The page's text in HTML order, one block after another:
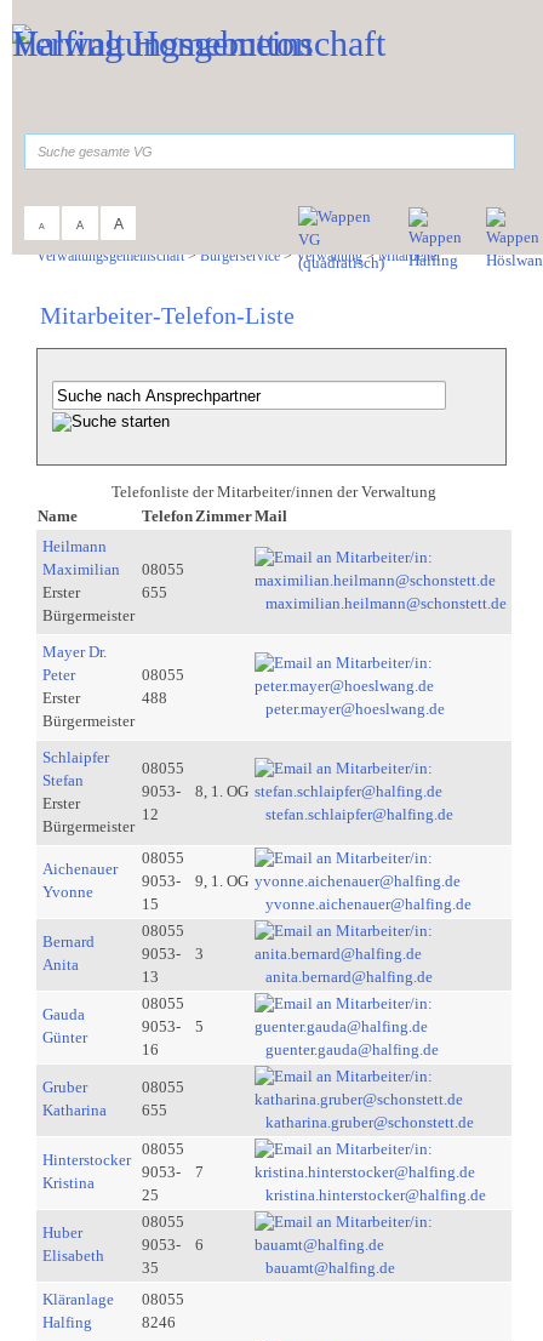
A A A
Verwaltungsgemeinschaft>Bürgerservice>Verwaltung>Mitarbeiter
Mitarbeiter-Telefon-Liste
Telefonliste der Mitarbeiter/innen der Verwaltung
Name
Telefon ZimmerMail
Heilmann
Maximilian
Erster
Bürgermeister
08055
655
maximilian.heilmann@schonstett.de
Mayer Dr.
Peter
Erster
Bürgermeister
08055
488
peter.mayer@hoeslwang.de
Schlaipfer
Stefan
Erster
Bürgermeister
08055
9053-
12
8, 1. OG
stefan.schlaipfer@halfing.de
Aichenauer
Yvonne
08055
9053-
15
9, 1. OG
yvonne.aichenauer@halfing.de
Bernard
Anita
08055
9053-
13
3
anita.bernard@halfing.de
Gauda
Günter
08055
9053-
16
5
guenter.gauda@halfing.de
Gruber
Katharina
08055
655
katharina.gruber@schonstett.de
Hinterstocker
Kristina
08055
9053-
25
7
kristina.hinterstocker@halfing.de
Huber
Elisabeth
08055
9053-
35
6
bauamt@halfing.de
Kläranlage
Halfing
08055
8246